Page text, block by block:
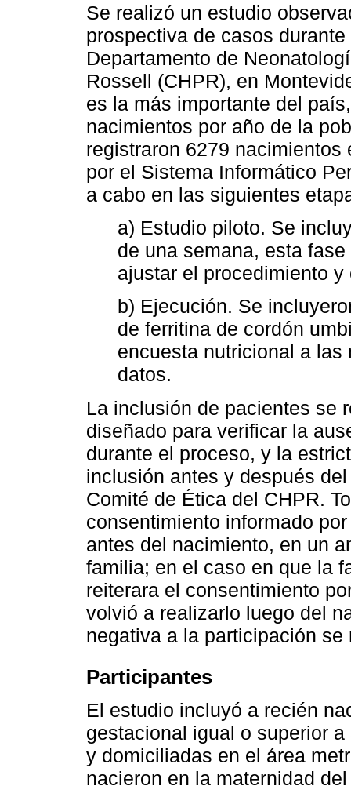
Se realizó un estudio
prospectiva de casos
Departamento de
Rossell (CHPR), en
es la más importante del
nacimientos por año de la
registraron 6279
por el Sistema Informático
a cabo en las siguientes
a) Estudio piloto. Se
de una semana, esta
ajustar el procedimiento
b) Ejecución. Se
de ferritina de cordón
encuesta nutricional a
datos.
La inclusión de pacientes se
diseñado para verificar la
durante el proceso, y la
inclusión antes y después
Comité de Ética del CHPR.
consentimiento informado
antes del nacimiento, en un
familia; en el caso en que la
reiterara el consentimiento
volvió a realizarlo luego del
negativa a la participación se
Participantes
El estudio incluyó a recién
gestacional igual o superior
y domiciliadas en el área
nacieron en la maternidad